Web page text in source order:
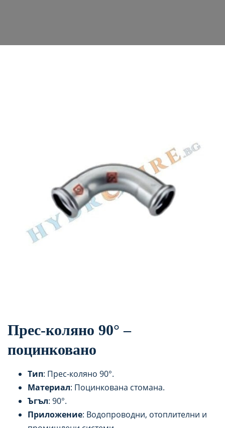
Прес-коляно 90° –
поцинковано
Тип: Прес-коляно 90°.
Материал: Поцинкована стомана.
Ъгъл: 90°.
Приложение: Водопроводни, отоплителни и